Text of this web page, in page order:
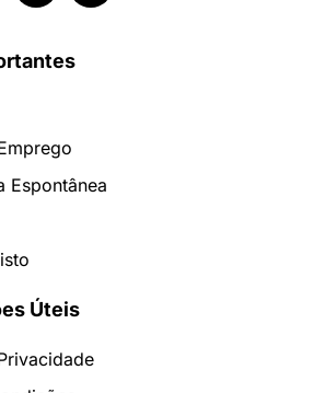
Espontânea
Úteis